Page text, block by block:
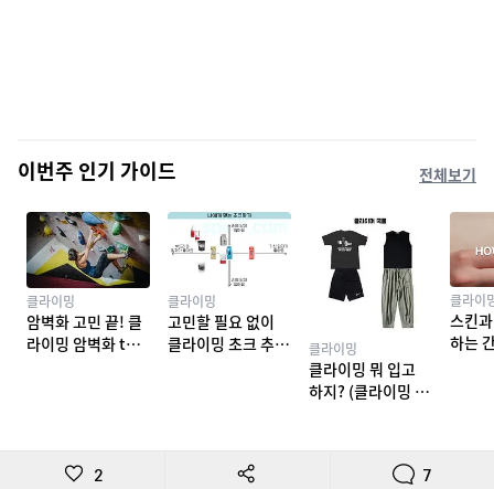
이번주 인기 가이드 전체보기
클라이밍
암벽화 고민 끝! 클
라이밍 암벽화 top
클라이밍
고민할 필요 없이
클라이밍 초크 추천
클라이밍
클라이밍 뭐 입고
하지? (클라이밍 복
클라이
스킨
하는
2 7